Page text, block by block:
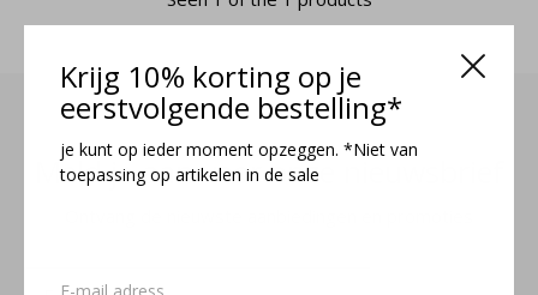
Krijg 10% korting op je
eerstvolgende bestelling*
je kunt op ieder moment opzeggen. *Niet van
toepassing op artikelen in de sale
Meld je aan voor onze nieuwsbrief